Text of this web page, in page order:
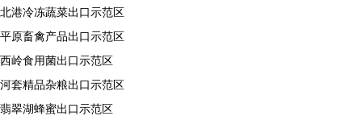
北港冷冻蔬菜出口示范区
平原畜禽产品出口示范区
西岭食用菌出口示范区
河套精品杂粮出口示范区
翡翠湖蜂蜜出口示范区